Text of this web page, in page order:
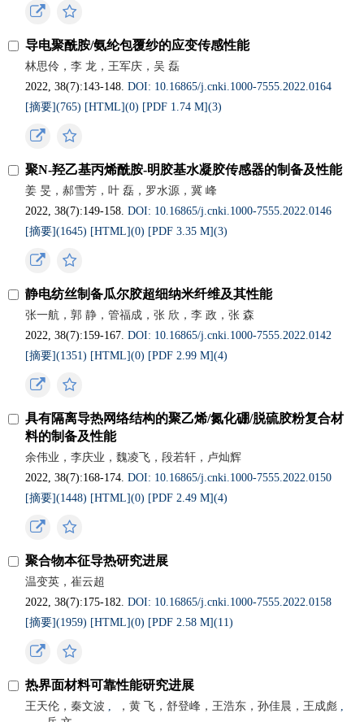
导电聚酰胺/氨纶包覆纱的应变传感性能
林思伶，李 龙，王军庆，吴 磊
2022, 38(7):143-148.DOI: 10.16865/j.cnki.1000-7555.2022.0164
[摘要](765) [HTML](0) [PDF 1.74 M](3)
聚N-羟乙基丙烯酰胺-明胶基水凝胶传感器的制备及性能
姜 旻，郝雪芳，叶 磊，罗水源，冀 峰
2022, 38(7):149-158.DOI: 10.16865/j.cnki.1000-7555.2022.0146
[摘要](1645) [HTML](0) [PDF 3.35 M](3)
静电纺丝制备瓜尔胶超细纳米纤维及其性能
张一航，郭 静，管福成，张 欣，李 政，张 森
2022, 38(7):159-167.DOI: 10.16865/j.cnki.1000-7555.2022.0142
[摘要](1351) [HTML](0) [PDF 2.99 M](4)
具有隔离导热网络结构的聚乙烯/氮化硼/脱硫胶粉复合材
料的制备及性能
余伟业，李庆业，魏凌飞，段若轩，卢灿辉
2022, 38(7):168-174.DOI: 10.16865/j.cnki.1000-7555.2022.0150
[摘要](1448) [HTML](0) [PDF 2.49 M](4)
聚合物本征导热研究进展
温变英，崔云超
2022, 38(7):175-182.DOI: 10.16865/j.cnki.1000-7555.2022.0158
[摘要](1959) [HTML](0) [PDF 2.58 M](11)
热界面材料可靠性能研究进展
王天伦，秦文波 , ，黄 飞，舒登峰，王浩东，孙佳晨，王成彪 ,